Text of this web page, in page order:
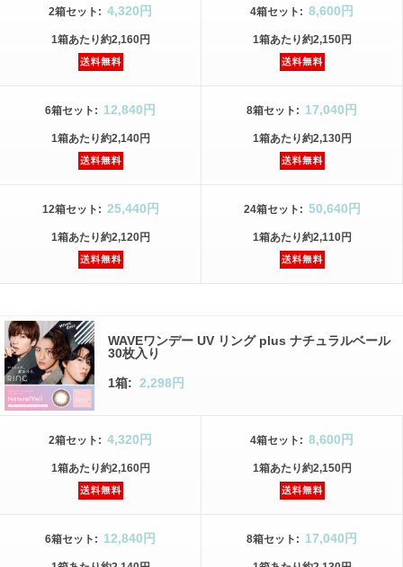
2箱セット : 4,320円
1箱あたり約2,160円
4箱セット : 8,600円
1箱あたり約2,150円
6箱セット : 12,840円
1箱あたり約2,140円
8箱セット : 17,040円
1箱あたり約2,130円
12箱セット : 25,440円
1箱あたり約2,120円
24箱セット : 50,640円
1箱あたり約2,110円
WAVEワンデー UV リング plus ナチュラルベール
30枚入り
1箱: 2,298円
2箱セット : 4,320円
1箱あたり約2,160円
4箱セット : 8,600円
1箱あたり約2,150円
6箱セット : 12,840円 8箱セット : 17,040円